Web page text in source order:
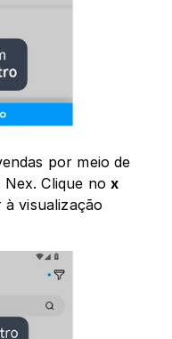
por meio de
Nex. Clique no
visualização